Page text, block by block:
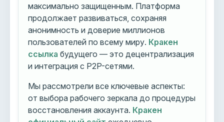
максимально защищенным. Платформа
продолжает развиваться, сохраняя
анонимность и доверие миллионов
пользователей по всему миру. Кракен
ссылка будущего — это децентрализация
и интеграция с P2P-сетями.
Мы рассмотрели все ключевые аспекты:
от выбора рабочего зеркала до процедуры
восстановления аккаунта. Кракен